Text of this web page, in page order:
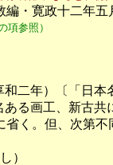
・寛政十二年五
項参照）
二年）〔「日本
画工、新古共
。但、次第不
）